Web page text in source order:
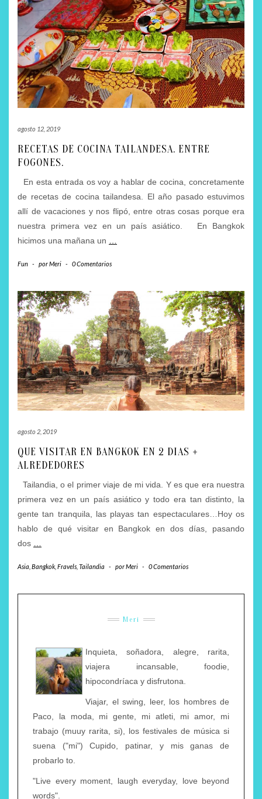
agosto 12, 2019
RECETAS DE COCINA TAILANDESA. ENTRE
FOGONES.
En esta entrada os voy a hablar de cocina, concretamente
de recetas de cocina tailandesa. El año pasado estuvimos
allí de vacaciones y nos flipó, entre otras cosas porque era
nuestra primera vez en un país asiático. En Bangkok
hicimos una mañana un
Fun - porMeri - 0 Comentarios
agosto 2, 2019
QUE VISITAR EN BANGKOK EN 2 DIAS +
ALREDEDORES
Tailandia, o el primer viaje de mi vida. Y es que era nuestra
primera vez en un país asiático y todo era tan distinto, la
gente tan tranquila, las playas tan espectaculares…Hoy os
hablo de qué visitar en Bangkok en dos días, pasando
dos …
Asia Bangkok Fravels Tailandia - porMeri - 0 Comentarios
Meri
Inquieta, soñadora, alegre, rarita,
viajera incansable, foodie,
hipocondríaca y disfrutona.
Viajar, el swing, leer, los hombres de
Paco, la moda, mi gente, mi atleti, mi amor, mi
trabajo (muuy rarita, si), los festivales de música si
suena ("mi") Cupido, patinar, y mis ganas de
probarlo to.
"Live every moment, laugh everyday, love beyond
words".